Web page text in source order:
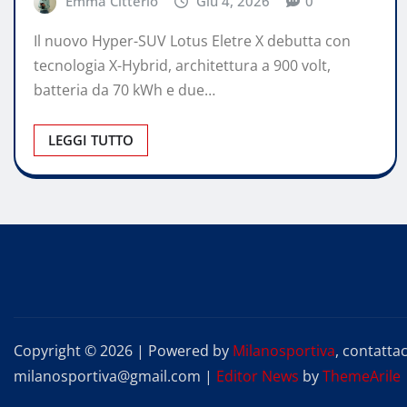
Il nuovo Hyper-SUV Lotus Eletre X debutta con
tecnologia X-Hybrid, architettura a 900 volt,
batteria da 70 kWh e due…
LEGGI TUTTO
Copyright © 2026 | Powered by Milanosportiva,
milanosportiva@gmail.com | Editor News byThemeArile